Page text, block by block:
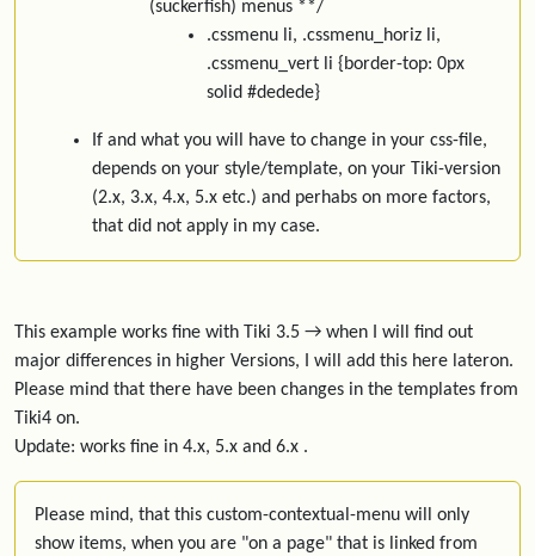
(suckerfish) menus **/
.cssmenu li, .cssmenu_horiz li,
.cssmenu_vert li {border-top: 0px
solid #dedede}
If and what you will have to change in your css-file,
depends on your style/template, on your Tiki-version
(2.x, 3.x, 4.x, 5.x etc.) and perhabs on more factors,
that did not apply in my case.
This example works fine with Tiki 3.5 → when I will find out
major differences in higher Versions, I will add this here lateron.
Please mind that there have been changes in the templates from
Tiki4 on.
Update: works fine in 4.x, 5.x and 6.x .
Please mind, that this custom-contextual-menu will only
show items, when you are "on a page" that is linked from